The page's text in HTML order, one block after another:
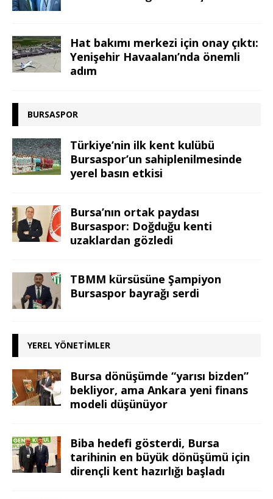
Hat bakımı merkezi için onay çıktı:
Yenişehir Havaalanı’nda önemli
adım
BURSASPOR
Türkiye’nin ilk kent kulübü
Bursaspor’un sahiplenilmesinde
yerel basın etkisi
Bursa’nın ortak paydası
Bursaspor: Doğduğu kenti
uzaklardan gözledi
TBMM kürsüsüne Şampiyon
Bursaspor bayrağı serdi
YEREL YÖNETIMLER
Bursa dönüşümde “yarısı bizden”
bekliyor, ama Ankara yeni finans
modeli düşünüyor
Biba hedefi gösterdi, Bursa
tarihinin en büyük dönüşümü için
dirençli kent hazırlığı başladı